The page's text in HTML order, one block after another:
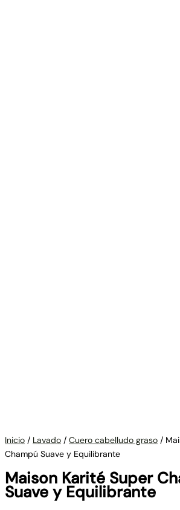
Inicio / Lavado / Cuero cabelludo graso /
Champú Suave y Equilibrante
Maison Karité Super
Suave y Equilibrante